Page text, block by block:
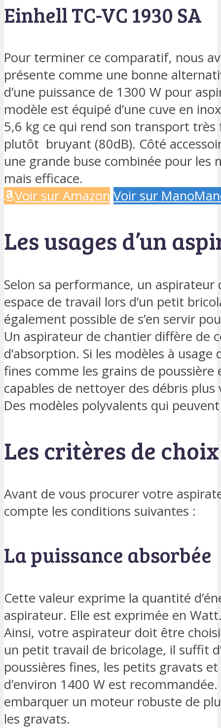
Einhell TC-VC 1930 SA
Pour terminer ce comparatif, nous
présente comme une bonne
d’une puissance de 1300 W pour
modèle est équipé d’une cuve en
5,6 kg ce qui rend son transport
plutôt bruyant (80dB). Côté
une grande buse combinée pour
mais efficace.
Voir sur Amazon Voir sur
Les usages d’un
Selon sa performance, un
espace de travail lors d’un petit
également possible de s’en servir
Un aspirateur de chantier diffère de
d’absorption. Si les modèles à
fines comme les grains de poussière
capables de nettoyer des débris
Des modèles polyvalents qui
Les critères de
Avant de vous procurer votre
compte les conditions suivantes :
La puissance absorbée
Cette valeur exprime la quantité
aspirateur. Elle est exprimée en
Ainsi, votre aspirateur doit être
un petit travail de bricolage, il suffit
poussières fines, les petits gravats
d’environ 1400 W est
embarquer un moteur robuste de
les gravats.